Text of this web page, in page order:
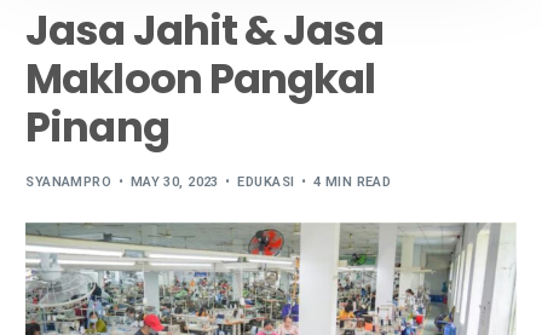
Jasa Jahit & Jasa
Makloon Pangkal
Pinang
SYANAMPRO MAY 30, 2023 EDUKASI 4 MIN READ